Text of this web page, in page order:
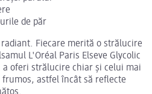
de păr
Fiecare merită o strălucire
L'Oréal Paris Elseve Glycolic
a oferi strălucire chiar și celui mai
astfel încât să reflecte